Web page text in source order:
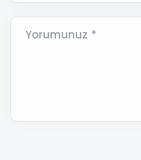
Yorumunuz *